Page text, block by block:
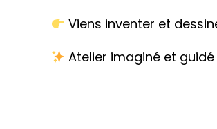
Viens inventer et
Atelier imaginé et